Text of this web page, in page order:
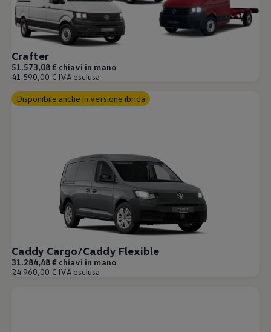
Crafter
51.573,08 € chiavi in mano
41.590,00 € IVA esclusa
Disponibile anche in versione ibrida
Caddy Cargo/Caddy Flexible
31.284,48 € chiavi in mano
24.960,00 € IVA esclusa